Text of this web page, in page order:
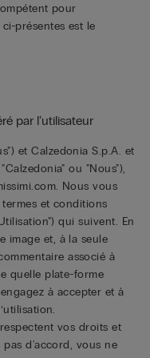
pour
présentes est le
par l’utilisateur
et Calzedonia S.p.A. et
ou "Nous"),
Nous vous
et conditions
qui suivent. En
image et, à la seule
associé à
quelle plate-forme
à accepter et à
vos droits et
d'accord, vous ne